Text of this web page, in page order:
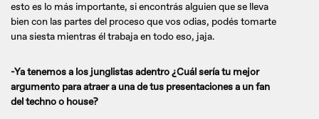
esto es lo más importante, si encontrás alguien que se lleva
bien con las partes del proceso que vos odias, podés tomarte
una siesta mientras él trabaja en todo eso, jaja.
-Ya tenemos a los junglistas adentro ¿Cuál sería tu mejor
argumento para atraer a una de tus presentaciones a un fan
del techno o house?